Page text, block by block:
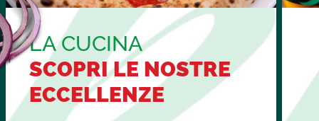
LA CUCINA
SCOPRI LE NOSTRE
ECCELLENZE